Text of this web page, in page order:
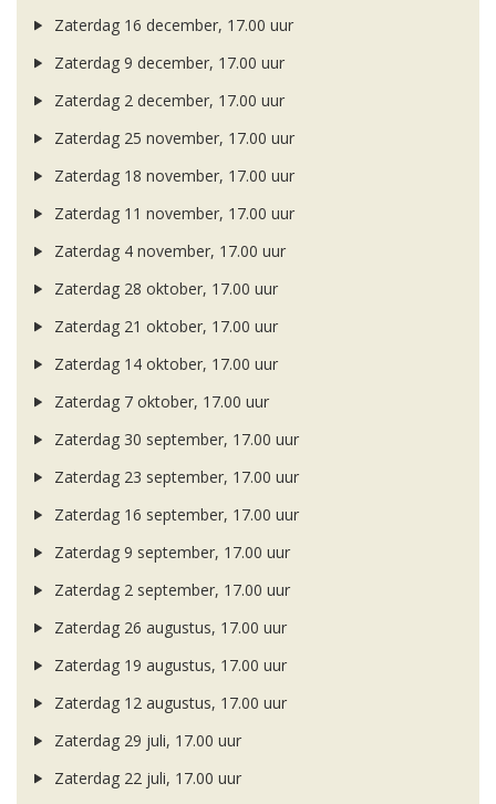
Zaterdag 16 december, 17.00 uur
Zaterdag 9 december, 17.00 uur
Zaterdag 2 december, 17.00 uur
Zaterdag 25 november, 17.00 uur
Zaterdag 18 november, 17.00 uur
Zaterdag 11 november, 17.00 uur
Zaterdag 4 november, 17.00 uur
Zaterdag 28 oktober, 17.00 uur
Zaterdag 21 oktober, 17.00 uur
Zaterdag 14 oktober, 17.00 uur
Zaterdag 7 oktober, 17.00 uur
Zaterdag 30 september, 17.00 uur
Zaterdag 23 september, 17.00 uur
Zaterdag 16 september, 17.00 uur
Zaterdag 9 september, 17.00 uur
Zaterdag 2 september, 17.00 uur
Zaterdag 26 augustus, 17.00 uur
Zaterdag 19 augustus, 17.00 uur
Zaterdag 12 augustus, 17.00 uur
Zaterdag 29 juli, 17.00 uur
Zaterdag 22 juli, 17.00 uur